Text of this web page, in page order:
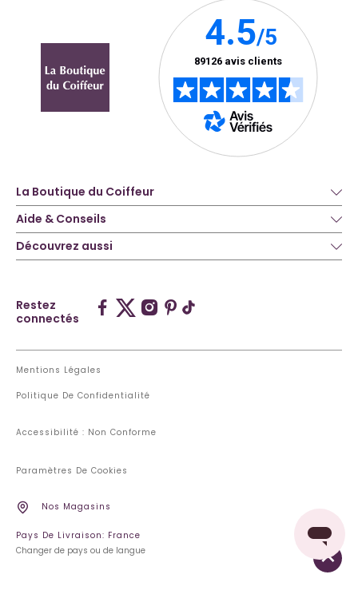
La Boutique du Coiffeur
Aide & Conseils
Découvrez aussi
Restez
connectés
Mentions Légales
Politique De Confidentialité
Accessibilité : Non Conforme
Paramètres De Cookies
Nos Magasins
Pays De Livraison: France
Changer de pays ou de langue